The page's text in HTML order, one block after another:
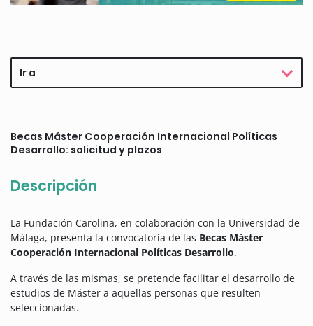
Ir a
Becas Máster Cooperación Internacional Políticas
Desarrollo: solicitud y plazos
Descripción
La Fundación Carolina, en colaboración con la Universidad de
Málaga, presenta la convocatoria de las Becas Máster
Cooperación Internacional Políticas Desarrollo.
A través de las mismas, se pretende facilitar el desarrollo de
estudios de Máster a aquellas personas que resulten
seleccionadas.